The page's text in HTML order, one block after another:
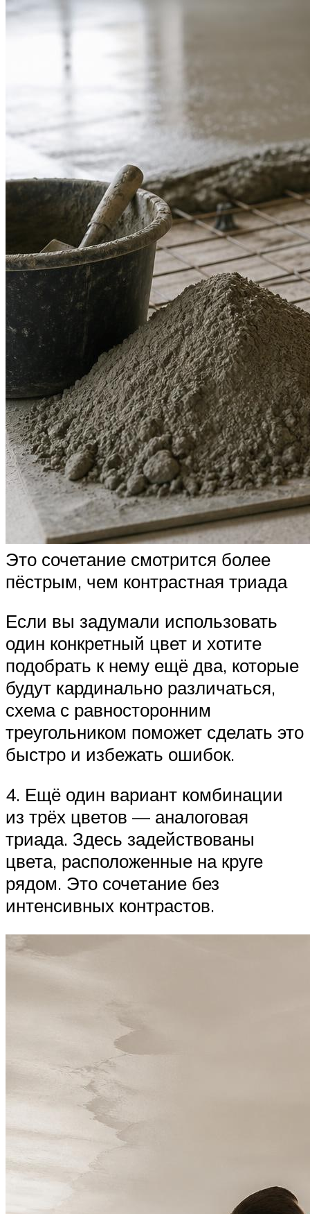
Это сочетание смотрится более
пёстрым, чем контрастная триада
Если вы задумали использовать
один конкретный цвет и хотите
подобрать к нему ещё два, которые
будут кардинально различаться,
схема с равносторонним
треугольником поможет сделать это
быстро и избежать ошибок.
4. Ещё один вариант комбинации
из трёх цветов — аналоговая
триада. Здесь задействованы
цвета, расположенные на круге
рядом. Это сочетание без
интенсивных контрастов.